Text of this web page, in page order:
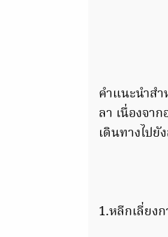
คำแนะนำสำ
ลา เนื่องจา
เดินทางไปยั
1.หลีกเลี่ยง